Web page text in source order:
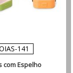
141
com Espelho